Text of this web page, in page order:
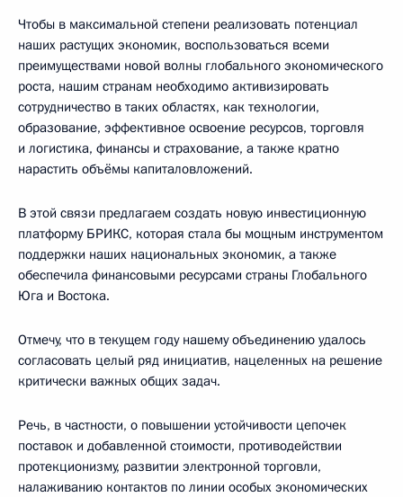
Чтобы в максимальной степени реализовать потенциал
наших растущих экономик, воспользоваться всеми
преимуществами новой волны глобального экономического
роста, нашим странам необходимо активизировать
сотрудничество в таких областях, как технологии,
образование, эффективное освоение ресурсов, торговля
и логистика, финансы и страхование, а также кратно
нарастить объёмы капиталовложений.
В этой связи предлагаем создать новую инвестиционную
платформу БРИКС, которая стала бы мощным инструментом
поддержки наших национальных экономик, а также
обеспечила финансовыми ресурсами страны Глобального
Юга и Востока.
Отмечу, что в текущем году нашему объединению удалось
согласовать целый ряд инициатив, нацеленных на решение
критически важных общих задач.
Речь, в частности, о повышении устойчивости цепочек
поставок и добавленной стоимости, противодействии
протекционизму, развитии электронной торговли,
налаживанию контактов по линии особых экономических